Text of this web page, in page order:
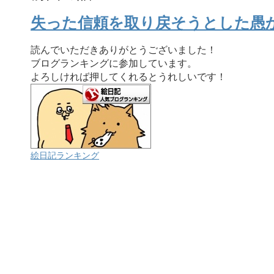
失った信頼を取り戻そうとした愚
読んでいただきありがとうございました！
ブログランキングに参加しています。
よろしければ押してくれるとうれしいです！
絵日記ランキング